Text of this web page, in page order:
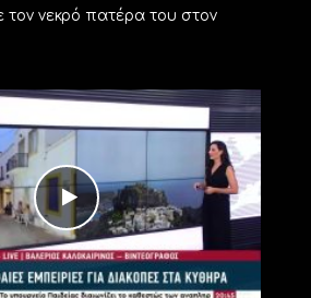
τον νεκρό πατέρα του στον